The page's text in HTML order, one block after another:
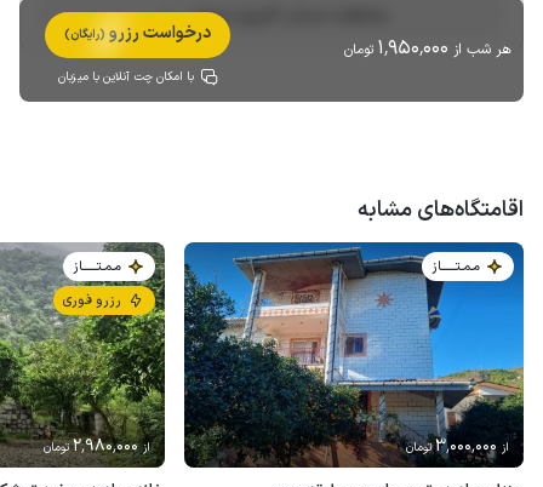
مشاهده حساب کاربری میزبان
هر شب از 1٬950٬000 تومان
درخواست رزرو (رایگان)
با امکان چت آنلاین با میزبان
اقامتگاه‌های مشابه
مـمـتــــــاز
از 3٬000٬000تومان
مـمـتــــــاز
رزرو فوری
از 2٬980٬000تومان